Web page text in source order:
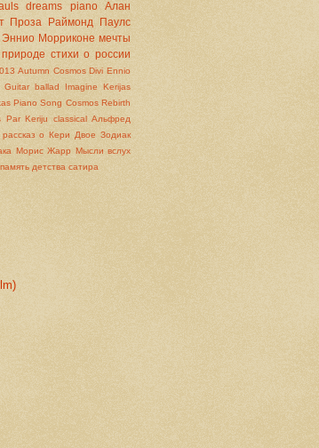
dreams piano
Алан
Проза
Раймонд Паулс
Эннио Морриконе мечты
стихи о россии
Autumn Cosmos Divi Ennio
Guitar ballad Imagine
Kerijas
Piano Song Cosmos Rebirth
Par Keriju classical
Альфред
рассказ о Кери Двое Зодиак
Морис Жарр Мысли вслух
память детства сатира